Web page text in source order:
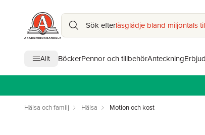
Sök efterläsglädje bland miljontals
Allt BöckerPennor och tillbehörAnteckning
Hälsa och familj Hälsa Motion och kost